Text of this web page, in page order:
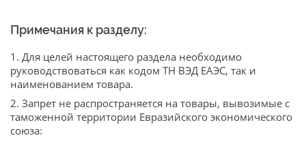
Примечания к разделу:
1. Для целей настоящего раздела необходимо
руководствоваться как кодом ТН ВЭД ЕАЭС, так и
наименованием товара.
2. Запрет не распространяется на товары, вывозимые с
таможенной территории Евразийского экономического
союза: